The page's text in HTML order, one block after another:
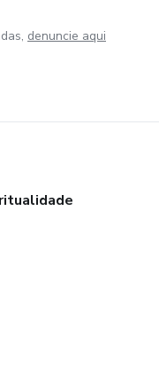
denuncie aqui